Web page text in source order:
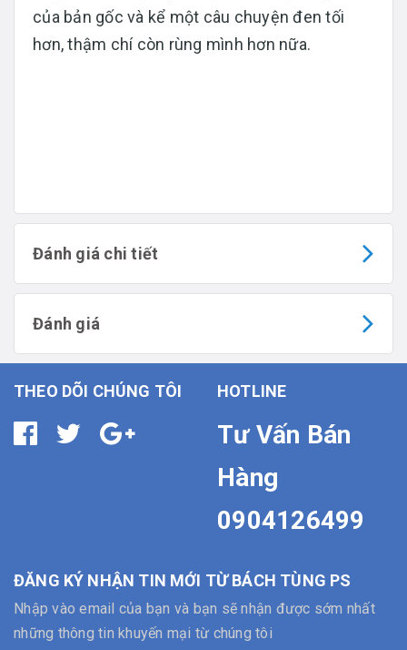
của bản gốc và kể một câu chuyện đen tối
hơn, thậm chí còn rùng mình hơn nữa.
Đánh giá chi tiết
Đánh giá
THEO DÕI CHÚNG TÔI HOTLINE
Tư Vấn Bán
Hàng
0904126499
ĐĂNG KÝ NHẬN TIN MỚI TỪ BÁCH TÙNG PS
Nhập vào email của bạn và bạn sẽ nhận được sớm nhất
những thông tin khuyến mại từ chúng tôi